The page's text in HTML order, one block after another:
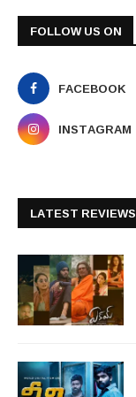
FOLLOW US ON
FACEBOOK
INSTAGRAM
LATEST REVIEWS